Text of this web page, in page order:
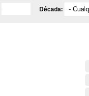
Década: